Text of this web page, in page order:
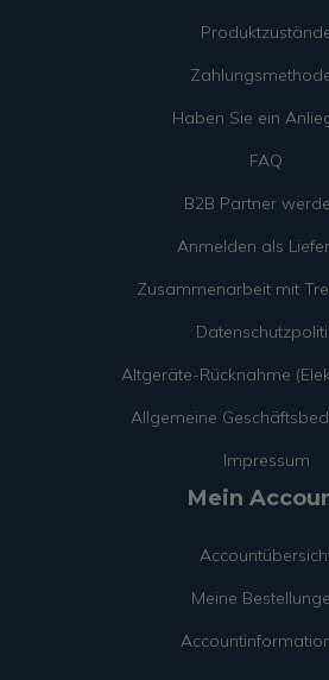
Haben Sie ein
FAQ
B2B Partner
Anmelden als
Zusammenarbeit mit
Altgeräte-Rücknahme
Allgemeine
Impressum
Mein
Meine